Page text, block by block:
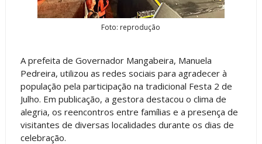
Foto: reprodução
A prefeita de Governador Mangabeira, Manuela
Pedreira, utilizou as redes sociais para agradecer à
população pela participação na tradicional Festa 2 de
Julho. Em publicação, a gestora destacou o clima de
alegria, os reencontros entre famílias e a presença de
visitantes de diversas localidades durante os dias de
celebração.